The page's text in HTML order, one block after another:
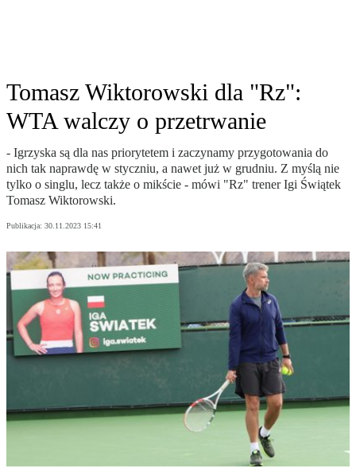
Tomasz Wiktorowski dla "Rz":
WTA walczy o przetrwanie
- Igrzyska są dla nas priorytetem i zaczynamy przygotowania do
nich tak naprawdę w styczniu, a nawet już w grudniu. Z myślą nie
tylko o singlu, lecz także o mikście - mówi "Rz" trener Igi Świątek
Tomasz Wiktorowski.
Publikacja: 30.11.2023 15:41